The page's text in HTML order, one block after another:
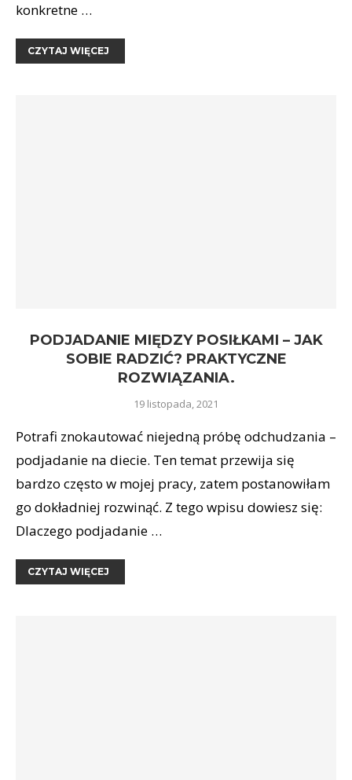
konkretne …
CZYTAJ WIĘCEJ
PODJADANIE MIĘDZY POSIŁKAMI – JAK
SOBIE RADZIĆ? PRAKTYCZNE
ROZWIĄZANIA.
19 listopada, 2021
Potrafi znokautować niejedną próbę odchudzania –
podjadanie na diecie. Ten temat przewija się
bardzo często w mojej pracy, zatem postanowiłam
go dokładniej rozwinąć. Z tego wpisu dowiesz się:
Dlaczego podjadanie …
CZYTAJ WIĘCEJ